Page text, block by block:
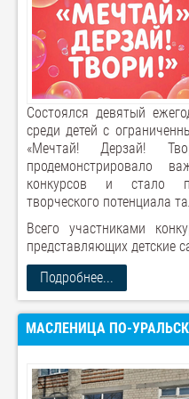
Состоялся девятый
среди детей с
«Мечтай! Дерзай!
продемонстрировало
конкурсов и стало
творческого потенциала
Всего участниками
представляющих детские
Подробнее...
МАСЛЕНИЦА ПО-